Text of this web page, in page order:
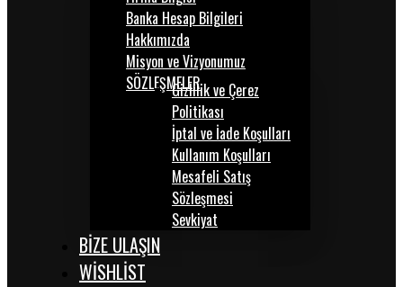
Banka Hesap Bilgileri
Hakkımızda
Misyon ve Vizyonumuz
SÖZLEŞMELERGizlilik ve Çerez
Politikası
İptal ve İade Koşulları
Kullanım Koşulları
Mesafeli Satış
Sözleşmesi
Sevkiyat
BİZE ULAŞIN
WISHLIST